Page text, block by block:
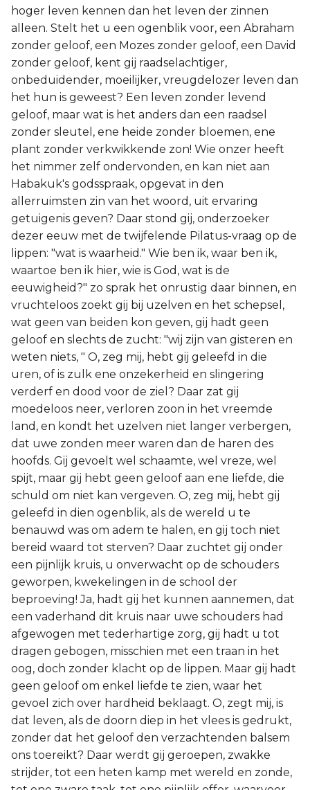
hoger leven kennen dan het leven der zinnen
alleen. Stelt het u een ogenblik voor, een Abraham
zonder geloof, een Mozes zonder geloof, een David
zonder geloof, kent gij raadselachtiger,
onbeduidender, moeilijker, vreugdelozer leven dan
het hun is geweest? Een leven zonder levend
geloof, maar wat is het anders dan een raadsel
zonder sleutel, ene heide zonder bloemen, ene
plant zonder verkwikkende zon! Wie onzer heeft
het nimmer zelf ondervonden, en kan niet aan
Habakuk's godsspraak, opgevat in den
allerruimsten zin van het woord, uit ervaring
getuigenis geven? Daar stond gij, onderzoeker
dezer eeuw met de twijfelende Pilatus-vraag op de
lippen: "wat is waarheid." Wie ben ik, waar ben ik,
waartoe ben ik hier, wie is God, wat is de
eeuwigheid?" zo sprak het onrustig daar binnen, en
vruchteloos zoekt gij bij uzelven en het schepsel,
wat geen van beiden kon geven, gij hadt geen
geloof en slechts de zucht: "wij zijn van gisteren en
weten niets, " O, zeg mij, hebt gij geleefd in die
uren, of is zulk ene onzekerheid en slingering
verderf en dood voor de ziel? Daar zat gij
moedeloos neer, verloren zoon in het vreemde
land, en kondt het uzelven niet langer verbergen,
dat uwe zonden meer waren dan de haren des
hoofds. Gij gevoelt wel schaamte, wel vreze, wel
spijt, maar gij hebt geen geloof aan ene liefde, die
schuld om niet kan vergeven. O, zeg mij, hebt gij
geleefd in dien ogenblik, als de wereld u te
benauwd was om adem te halen, en gij toch niet
bereid waard tot sterven? Daar zuchtet gij onder
een pijnlijk kruis, u onverwacht op de schouders
geworpen, kwekelingen in de school der
beproeving! Ja, hadt gij het kunnen aannemen, dat
een vaderhand dit kruis naar uwe schouders had
afgewogen met tederhartige zorg, gij hadt u tot
dragen gebogen, misschien met een traan in het
oog, doch zonder klacht op de lippen. Maar gij hadt
geen geloof om enkel liefde te zien, waar het
gevoel zich over hardheid beklaagt. O, zegt mij, is
dat leven, als de doorn diep in het vlees is gedrukt,
zonder dat het geloof den verzachtenden balsem
ons toereikt? Daar werdt gij geroepen, zwakke
strijder, tot een heten kamp met wereld en zonde,